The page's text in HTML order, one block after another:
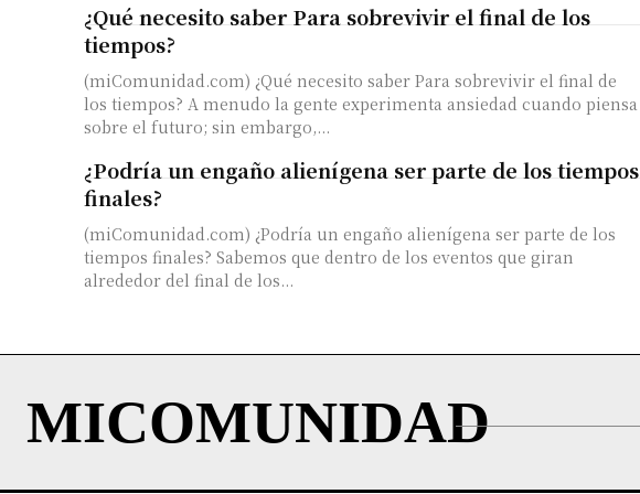
¿Qué necesito saber Para sobrevivir el final de los
tiempos?
(miComunidad.com) ¿Qué necesito saber Para sobrevivir el final de
los tiempos? A menudo la gente experimenta ansiedad cuando piensa
sobre el futuro; sin embargo,...
¿Podría un engaño alienígena ser parte de los tiempos
finales?
(miComunidad.com) ¿Podría un engaño alienígena ser parte de los
tiempos finales? Sabemos que dentro de los eventos que giran
alrededor del final de los...
MICOMUNIDAD